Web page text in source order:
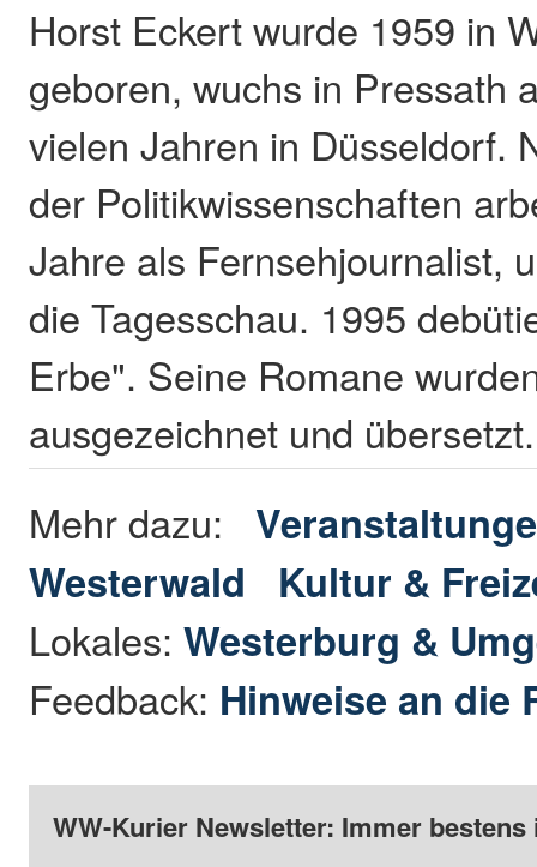
Horst Eckert wurde 1959 in
geboren, wuchs in Pressath
vielen Jahren in Düsseldorf.
der Politikwissenschaften
Jahre als Fernsehjournalist,
die Tagesschau. 1995
Erbe". Seine Romane
ausgezeichnet und
Mehr dazu:
Westerwald
Kultur &
Lokales:Westerburg &
Feedback: Hinweise an die
WW-Kurier Newsletter: Immer